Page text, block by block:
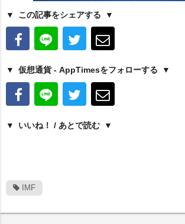
この記事をシェアする
仮想通貨 - AppTimesをフォローする
いいね！ / あとで読む
IMF